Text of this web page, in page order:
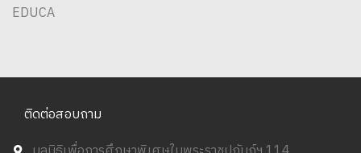
EDUCA
ติดต่อสอบถาม